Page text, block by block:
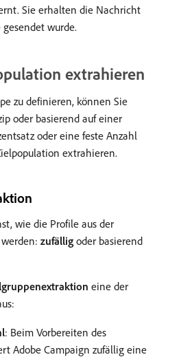
Sie erhalten die Nachricht
wurde.
extrahieren
zu definieren, können Sie
oder basierend auf einer
oder eine feste Anzahl
extrahieren.
wie die Profile aus der
zufällig oder basierend
eine der
: Beim Vorbereiten des
Adobe Campaign zufällig eine